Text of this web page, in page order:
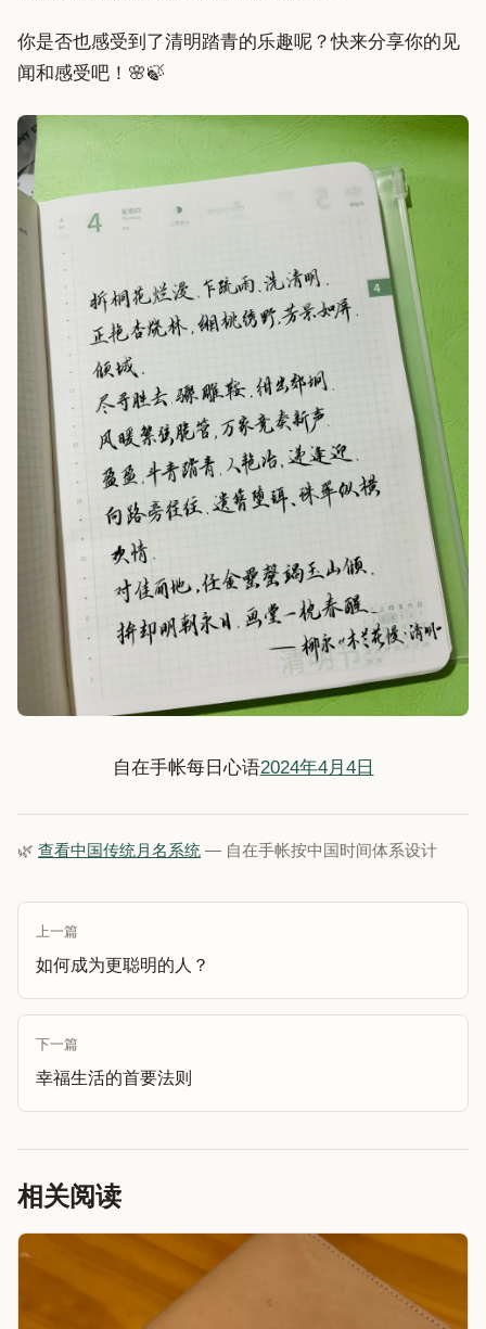
你是否也感受到了清明踏青的乐趣呢？快来分享你的见
闻和感受吧！🌸🍃
自在手帐每日心语2024年4月4日
🌿 查看中国传统月名系统 — 自在手帐按中国时间体系设计
上一篇
如何成为更聪明的人？
下一篇
幸福生活的首要法则
相关阅读